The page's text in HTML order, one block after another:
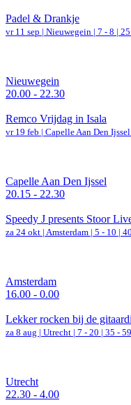
Padel & Drankje
vr 11 sep | Nieuwegein | 7 - 8 |
Nieuwegein
20.00 - 22.30
Remco Vrijdag in Isala
vr 19 feb | Capelle Aan Den Ijssel
Capelle Aan Den Ijssel
20.15 - 22.30
Speedy J presents Stoor
za 24 okt | Amsterdam | 5 - 10 |
Amsterdam
16.00 - 0.00
Lekker rocken bij de
za 8 aug | Utrecht | 7 - 20 | 35 -
Utrecht
22.30 - 4.00